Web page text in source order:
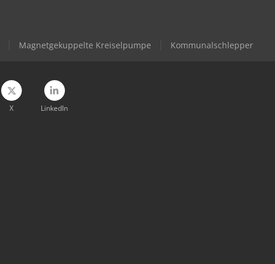
Magnetgekuppelte Kreiselpumpe Kommunalschlepper
X LinkedIn